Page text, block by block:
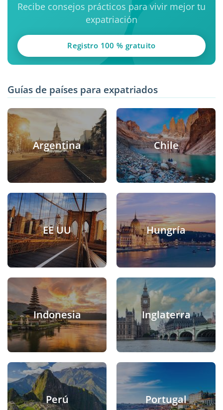
Recibe consejos prácticos para vivir mejor tu
expatriación
Registro 100 % gratuito
Guías de países para expatriados
Argentina Chile
EE UU Hungría
Indonesia Inglaterra
Perú Portugal